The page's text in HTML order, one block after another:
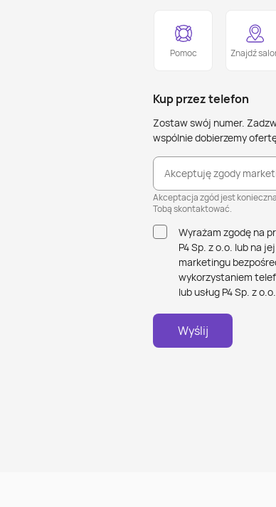
Pomoc Znajdź
Kup przez telefon
Zostaw swój numer.
wspólnie dobierzemy
Akceptuję zgody
Akceptacja zgód jest
Tobą skontaktować.
Wyrażam zgodę na
P4 Sp. z o.o. lub na
marketingu
wykorzystaniem
lub usług P4 Sp. z o.o.
Wyślij